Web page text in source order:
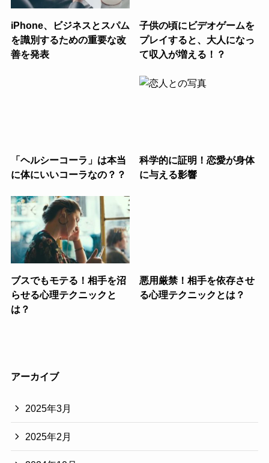
iPhone、ビジネスとスパム
を識別するための重要な改
善を発表
子供の頃にビデオゲームを
プレイすると、大人になっ
て収入が増える！？
「ヘルシーコーラ」は本当
に体にいいコーラなの？？
科学的に証明！恋愛が身体
に与える影響
ブスでもモテる！相手を沼
らせる心理テクニックと
は？
悪用厳禁！相手を依存させ
る心理テクニックとは？
アーカイブ
2025年3月
2025年2月